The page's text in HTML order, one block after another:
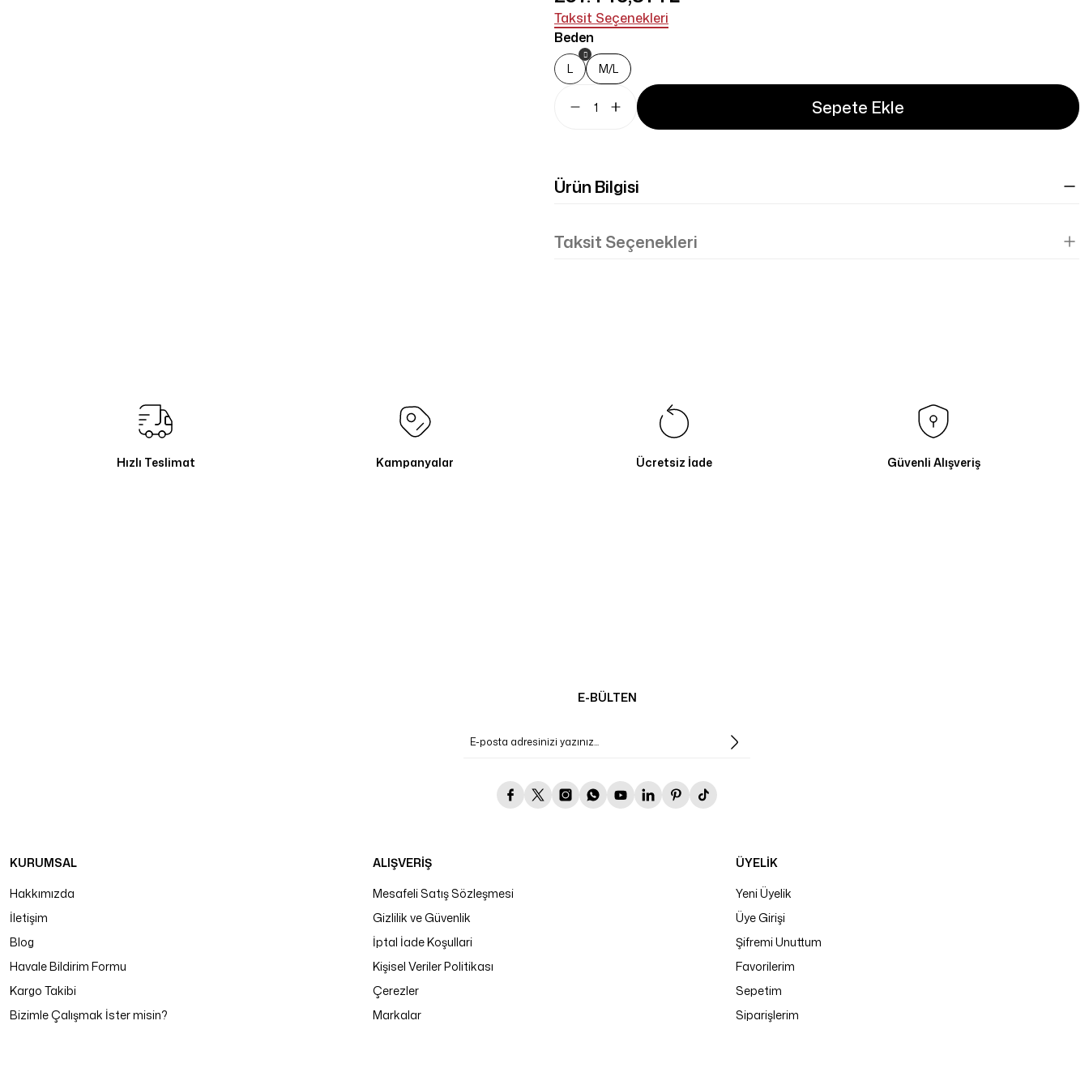
Taksit Seçenekleri
Beden
L M/L
Sepete Ekle
Ürün Bilgisi
Taksit Seçenekleri
Hızlı Teslimat Kampanyalar Ücretsiz İade Güvenli Alışveriş
E-BÜLTEN
KURUMSAL
Hakkımızda
İletişim
Blog
Havale Bildirim Formu
Kargo Takibi
Bizimle Çalışmak İster misin?
ALIŞVERİŞ
Mesafeli Satış Sözleşmesi
Gizlilik ve Güvenlik
İptal İade Koşullari
Kişisel Veriler Politikası
Çerezler
Markalar
ÜYELİK
Yeni Üyelik
Üye Girişi
Şifremi Unuttum
Favorilerim
Sepetim
Siparişlerim